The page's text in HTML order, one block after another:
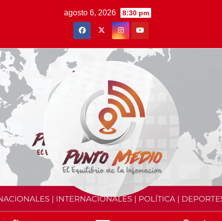
agosto 6, 2026 8:30 pm